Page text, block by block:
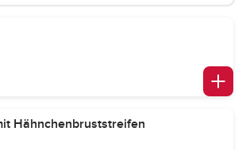
Hähnchenbruststreifen